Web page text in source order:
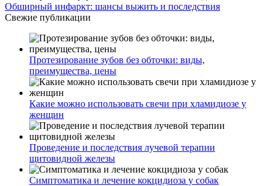
Обширный инфаркт: шансы выжить и последствия
Свежие публикации
Протезирование зубов без обточки: виды,
преимущества, цены
Какие можно использовать свечи при хламидиозе у
женщин
Проведение и последствия лучевой терапии
щитовидной железы
Симптоматика и лечение кокцидиоза у собак